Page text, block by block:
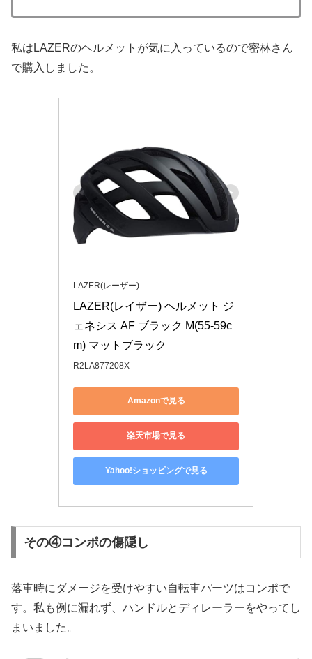
私はLAZERのヘルメットが気に入っているので密林さん
で購入しました。
LAZER(レーザー)
LAZER(レイザー) ヘルメット ジ
ェネシス AF ブラック M(55-59c
m) マットブラック
R2LA877208X
Amazonで見る
楽天市場で見る
Yahoo!ショッピングで見る
その④コンポの傷隠し
落車時にダメージを受けやすい自転車パーツはコンポで
す。私も例に漏れず、ハンドルとディレーラーをやってし
まいました。